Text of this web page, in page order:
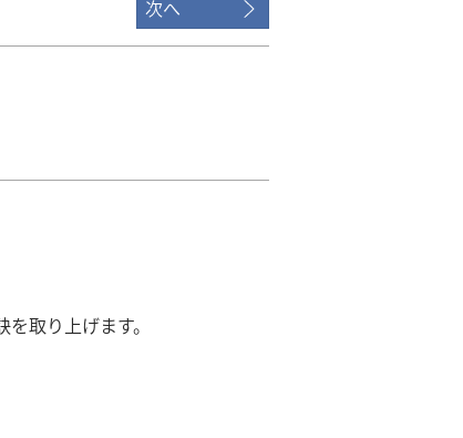
次へ
取り上げます。